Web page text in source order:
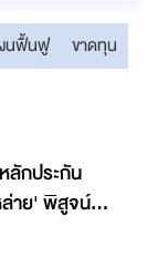
นฟื้นฟู
ขาดทุน
ลักประกัน
ล่าย' พิสูจน์